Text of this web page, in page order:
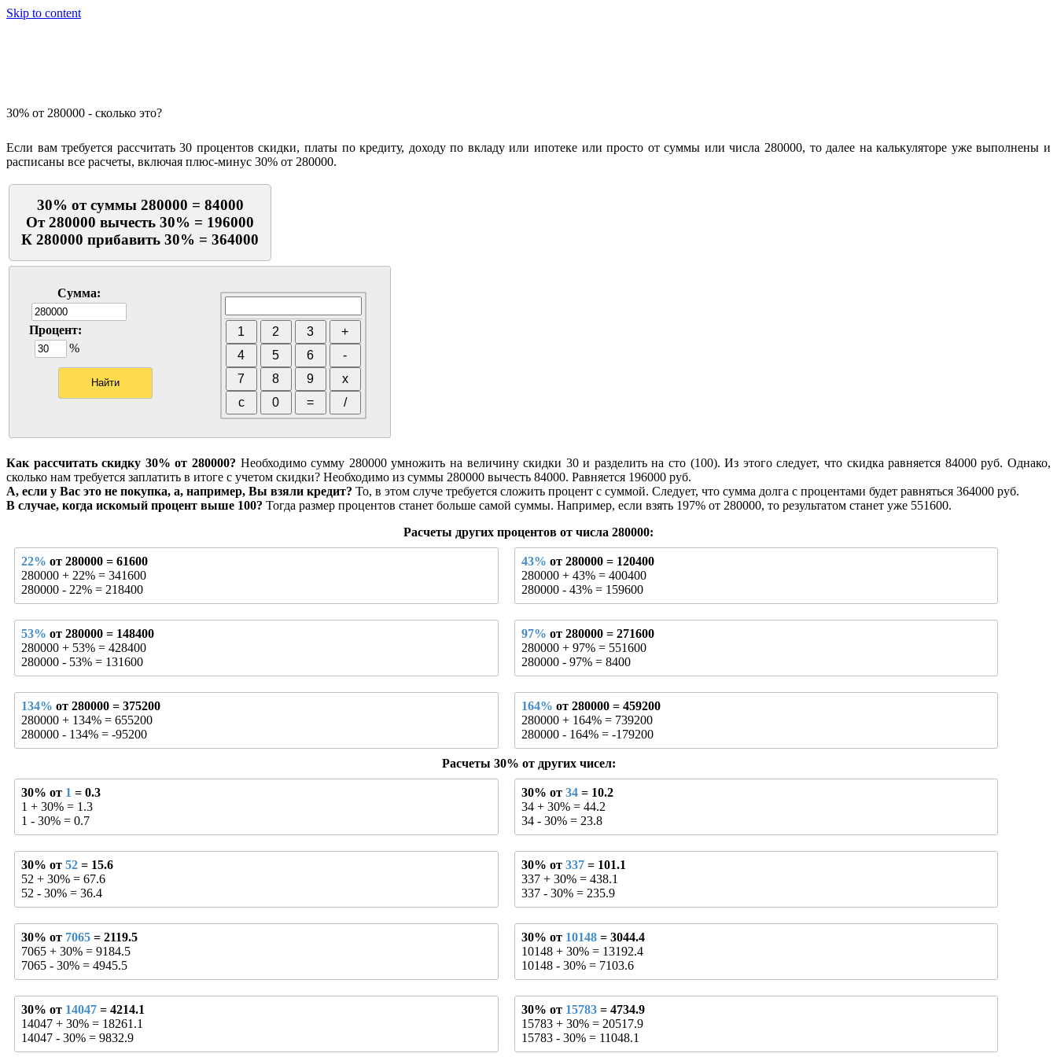
Skip to content
30% от 280000 - сколько это?
Если вам требуется рассчитать 30 процентов скидки, платы по кредиту, доходу по вкладу или ипотеке или просто от суммы или числа 280000, то далее на калькуляторе уже выполнены и
расписаны все расчеты, включая плюс-минус 30% от 280000.
30% от суммы 280000 = 84000
От 280000 вычесть 30% = 196000
К 280000 прибавить 30% = 364000
Сумма:
Процент:
%
Как рассчитать скидку 30% от 280000? Необходимо сумму 280000 умножить на величину скидки 30 и разделить на сто (100). Из этого следует, что скидка равняется 84000 руб. Однако,
сколько нам требуется заплатить в итоге с учетом скидки? Необходимо из суммы 280000 вычесть 84000. Равняется 196000 руб.
А, если у Вас это не покупка, а, например, Вы взяли кредит? То, в этом случе требуется сложить процент с суммой. Следует, что сумма долга с процентами будет равняться 364000 руб.
В случае, когда искомый процент выше 100? Тогда размер процентов станет больше самой суммы. Например, если взять 197% от 280000, то результатом станет уже 551600.
Расчеты других процентов от числа 280000:
22% от 280000 = 61600
280000 + 22% = 341600
280000 - 22% = 218400
43% от 280000 = 120400
280000 + 43% = 400400
280000 - 43% = 159600
53% от 280000 = 148400
280000 + 53% = 428400
280000 - 53% = 131600
97% от 280000 = 271600
280000 + 97% = 551600
280000 - 97% = 8400
134% от 280000 = 375200
280000 + 134% = 655200
280000 - 134% = -95200
164% от 280000 = 459200
280000 + 164% = 739200
280000 - 164% = -179200
Расчеты 30% от других чисел:
30% от 1 = 0.3
1 + 30% = 1.3
1 - 30% = 0.7
30% от 34= 10.2
34 + 30% = 44.2
34 - 30% = 23.8
30% от 52 = 15.6
52 + 30% = 67.6
52 - 30% = 36.4
30% от 337= 101.1
337 + 30% = 438.1
337 - 30% = 235.9
30% от 7065 = 2119.5
7065 + 30% = 9184.5
7065 - 30% = 4945.5
30% от 10148= 3044.4
10148 + 30% = 13192.4
10148 - 30% = 7103.6
30% от 14047 = 4214.1
14047 + 30% = 18261.1
14047 - 30% = 9832.9
30% от 15783= 4734.9
15783 + 30% = 20517.9
15783 - 30% = 11048.1